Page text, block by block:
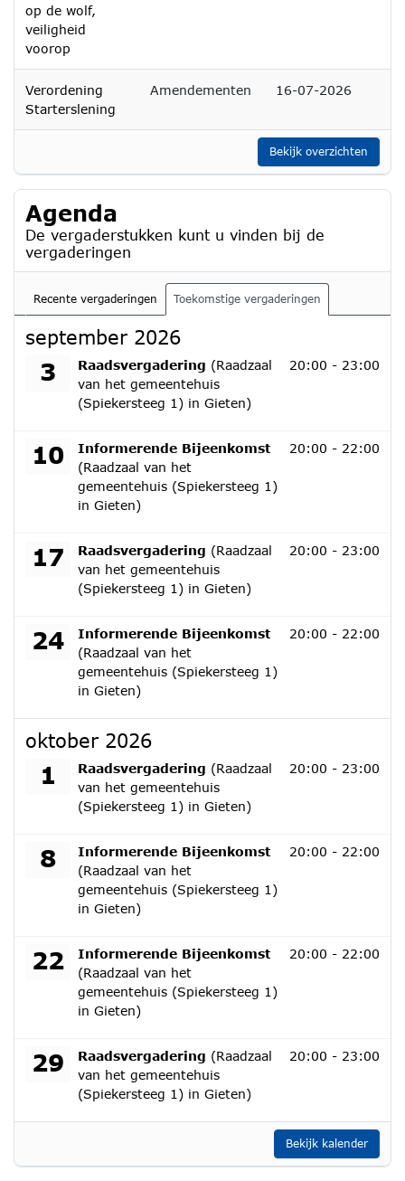
op de wolf,
veiligheid
voorop
Verordening
Starterslening
Amendementen 16-07-2026
Bekijk overzichten
Agenda
De vergaderstukken kunt u vinden bij de
vergaderingen
Recente vergaderingen Toekomstige vergaderingen
september 2026
3 Raadsvergadering (Raadzaal
van het gemeentehuis
(Spiekersteeg 1) in Gieten)
donderdag 3 september 2026 20:00 - 23:00
10
Informerende Bijeenkomst
(Raadzaal van het
gemeentehuis (Spiekersteeg 1)
in Gieten)
donderdag 10 september 2026 20:00 - 22:00
17 Raadsvergadering (Raadzaal
van het gemeentehuis
(Spiekersteeg 1) in Gieten)
donderdag 17 september 2026 20:00 - 23:00
24
Informerende Bijeenkomst
(Raadzaal van het
gemeentehuis (Spiekersteeg 1)
in Gieten)
donderdag 24 september 2026 20:00 - 22:00
oktober 2026
1 Raadsvergadering (Raadzaal
van het gemeentehuis
(Spiekersteeg 1) in Gieten)
donderdag 1 oktober 2026 20:00 - 23:00
8
Informerende Bijeenkomst
(Raadzaal van het
gemeentehuis (Spiekersteeg 1)
in Gieten)
donderdag 8 oktober 2026 20:00 - 22:00
22
Informerende Bijeenkomst
(Raadzaal van het
gemeentehuis (Spiekersteeg 1)
in Gieten)
donderdag 22 oktober 2026 20:00 - 22:00
29 Raadsvergadering (Raadzaal
van het gemeentehuis
(Spiekersteeg 1) in Gieten)
donderdag 29 oktober 2026 20:00 - 23:00
Bekijk kalender